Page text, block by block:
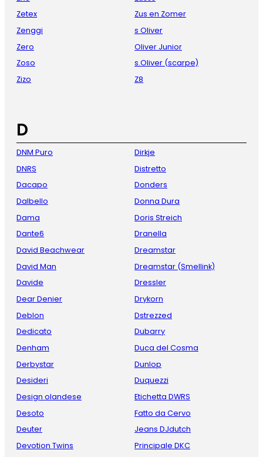
Zetex
Zenggi
Zero
Zoso
Zizo
Zus en Zomer
s Oliver
Oliver Junior
s.Oliver (scarpe)
Z8
D
DNM Puro
DNRS
Dacapo
Dalbello
Dama
Dante6
David Beachwear
David Man
Davide
Dear Denier
Deblon
Dedicato
Denham
Derbystar
Desideri
Design olandese
Desoto
Deuter
Devotion Twins
Dirkje
Distretto
Donders
Donna Dura
Doris Streich
Dranella
Dreamstar
Dreamstar (Smellink)
Dressler
Drykorn
Dstrezzed
Dubarry
Duca del Cosma
Dunlop
Duquezzi
Etichetta DWRS
Fatto da Cervo
Jeans DJdutch
Principale DKC